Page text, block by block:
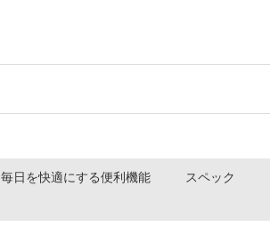
毎日を快適にする便利機能 スペック